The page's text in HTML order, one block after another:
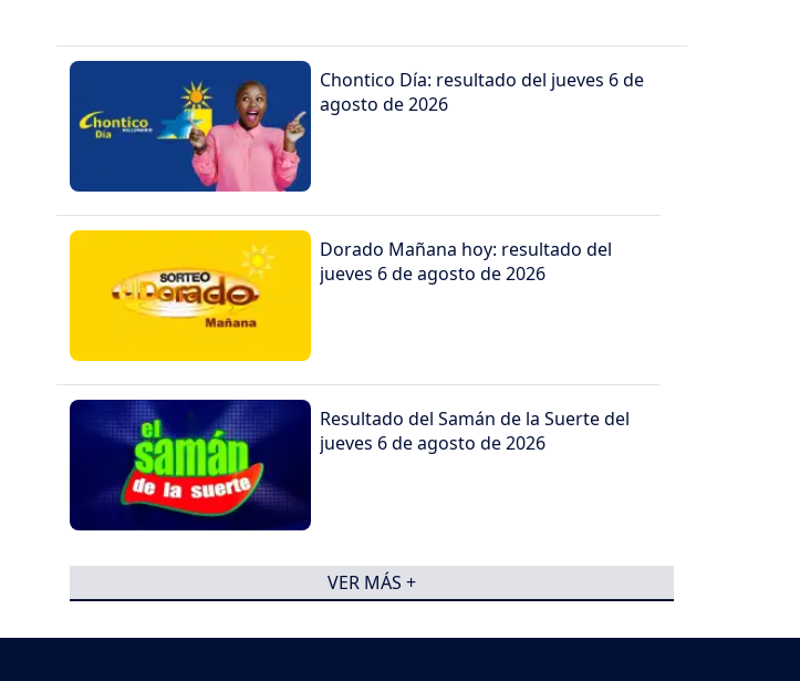
Chontico Día: resultado del jueves 6 de
agosto de 2026
Dorado Mañana hoy: resultado del
jueves 6 de agosto de 2026
Resultado del Samán de la Suerte del
jueves 6 de agosto de 2026
VER MÁS +